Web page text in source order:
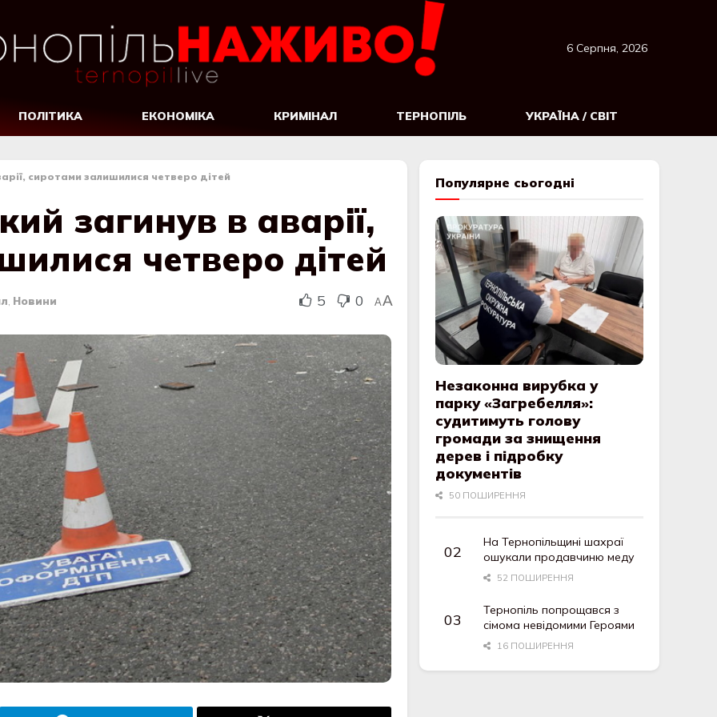
6 Серпня, 2026
ПОЛІТИКА ЕКОНОМІКА КРИМІНАЛ ТЕРНОПІЛЬ УКРАЇНА / СВІТ
сиротами залишилися четверо дітей
загинув в аварії,
четверо дітей
, Новини 5 0 AA
Популярне сьогодні
Незаконна вирубка у
парку «Загребелля»:
судитимуть голову
громади за знищення
дерев і підробку
документів
50 ПОШИРЕННЯ
На Тернопільщині шахраї
ошукали продавчиню меду
52 ПОШИРЕННЯ
Тернопіль попрощався з
сімома невідомими Героями
16 ПОШИРЕННЯ